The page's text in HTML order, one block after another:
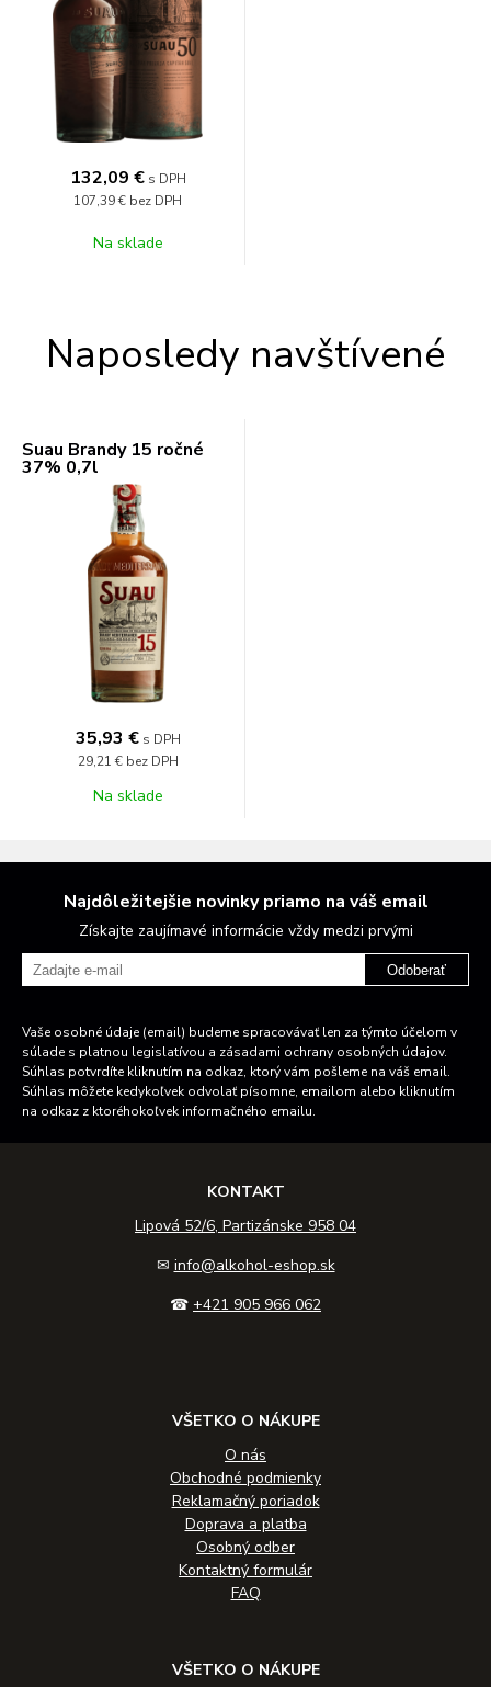
132,09 € s DPH
107,39 € bez DPH
Na sklade
Naposledy navštívené
Suau Brandy 15 ročné
37% 0,7l
35,93 € s DPH
29,21 € bez DPH
Na sklade
Najdôležitejšie novinky priamo na váš email
Získajte zaujímavé informácie vždy medzi prvými
Odoberať
Vaše osobné údaje (email) budeme spracovávať len za týmto účelom v
súlade s platnou legislatívou a zásadami ochrany osobných údajov.
Súhlas potvrdíte kliknutím na odkaz, ktorý vám pošleme na váš email.
Súhlas môžete kedykoľvek odvolať písomne, emailom alebo kliknutím
na odkaz z ktoréhokoľvek informačného emailu.
KONTAKT
Lipová 52/6, Partizánske 958 04
✉ info@alkohol-eshop.sk
☎ +421 905 966 062
VŠETKO O NÁKUPE
O nás
Obchodné podmienky
Reklamačný poriadok
Doprava a platba
Osobný odber
Kontaktný formulár
FAQ
VŠETKO O NÁKUPE